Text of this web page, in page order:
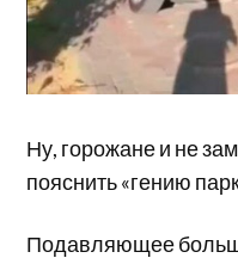
Ну, горожане и не
пояснить «гению
Подавляющее